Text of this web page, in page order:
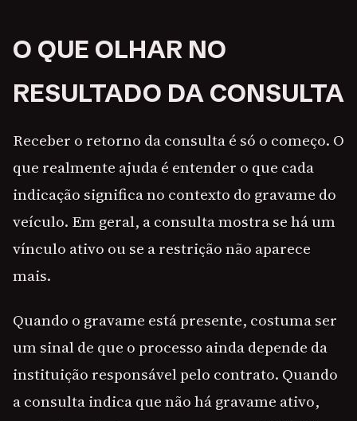
O QUE OLHAR NO
RESULTADO DA CONSULTA
Receber o retorno da consulta é só o começo. O
que realmente ajuda é entender o que cada
indicação significa no contexto do gravame do
veículo. Em geral, a consulta mostra se há um
vínculo ativo ou se a restrição não aparece
mais.
Quando o gravame está presente, costuma ser
um sinal de que o processo ainda depende da
instituição responsável pelo contrato. Quando
a consulta indica que não há gravame ativo,